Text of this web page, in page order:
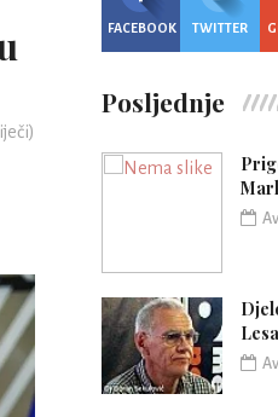
FACEBOOK TWITTER
Posljednje